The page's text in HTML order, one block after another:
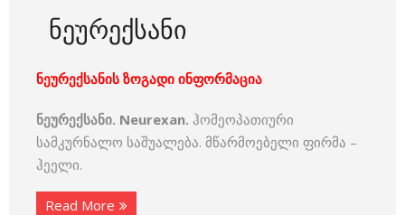
ნეურექსანი
ნეურექსანის ზოგადი ინფორმაცია
ნეურექსანი. Neurexan. ჰომეოპათიური
სამკურნალო საშუალება. მწარმოებელი ფირმა –
ჰეელი.
Read More